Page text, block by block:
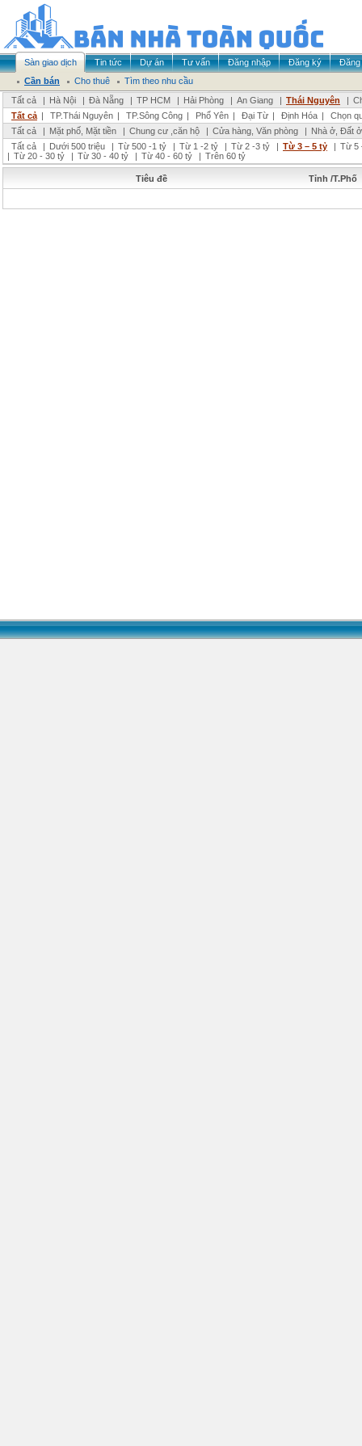
Sàn giao dịch Tin tức Dự án Tư vấn Đăng nhập Đăng ký
Đăng
Cần bán
Cho thuê
Tìm theo nhu cầu
Tất cả
| Hà Nội | Đà Nẵng | TP HCM | Hải Phòng | An Giang | Thái Nguyên |
Tất cả | TP.Thái Nguyên | TP.Sông Công | Phổ Yên | Đại Từ | Định Hóa |
Chọn
Tất cả
| Mặt phố, Mặt tiền | Chung cư ,căn hộ | Cửa hàng, Văn phòng | Nhà ở, Đất ở
Tất cả
| Dưới 500 triệu | Từ 500 -1 tỷ | Từ 1 -2 tỷ | Từ 2 -3 tỷ | Từ 3 – 5 tỷ | Từ 5
| Từ 20 - 30 tỷ | Từ 30 - 40 tỷ | Từ 40 - 60 tỷ | Trên 60 tỷ
Tiêu đề Tỉnh /T.Phố